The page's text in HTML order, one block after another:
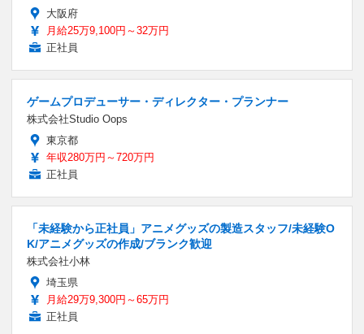
大阪府
月給25万9,100円～32万円
正社員
ゲームプロデューサー・ディレクター・プランナー
株式会社Studio Oops
東京都
年収280万円～720万円
正社員
「未経験から正社員」アニメグッズの製造スタッフ/未経験O
K/アニメグッズの作成/ブランク歓迎
株式会社小林
埼玉県
月給29万9,300円～65万円
正社員